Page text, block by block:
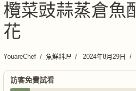
欖菜豉蒜蒸倉魚
花
YouareChef 魚鮮料理 2024年8月29日
訪客免費試看